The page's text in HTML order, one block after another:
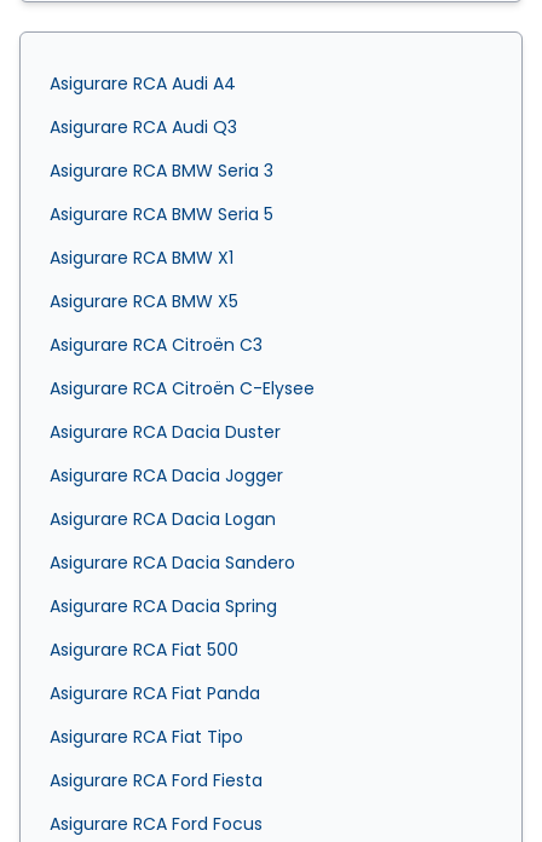
Asigurare RCA Audi A4
Asigurare RCA Audi Q3
Asigurare RCA BMW Seria 3
Asigurare RCA BMW Seria 5
Asigurare RCA BMW X1
Asigurare RCA BMW X5
Asigurare RCA Citroën C3
Asigurare RCA Citroën C-Elysee
Asigurare RCA Dacia Duster
Asigurare RCA Dacia Jogger
Asigurare RCA Dacia Logan
Asigurare RCA Dacia Sandero
Asigurare RCA Dacia Spring
Asigurare RCA Fiat 500
Asigurare RCA Fiat Panda
Asigurare RCA Fiat Tipo
Asigurare RCA Ford Fiesta
Asigurare RCA Ford Focus